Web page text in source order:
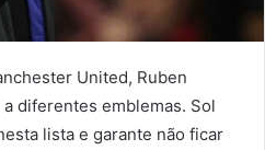
United, Ruben
diferentes emblemas. Sol
lista e garante não ficar